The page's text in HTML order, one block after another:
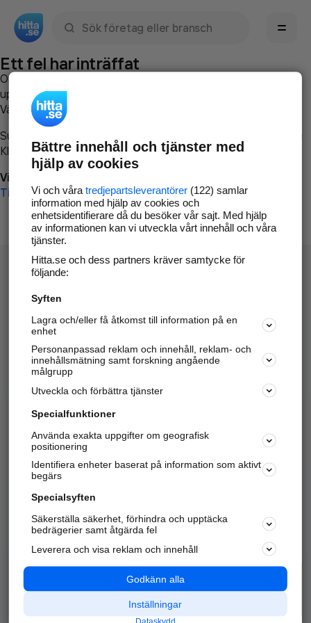
Ett fel har inträffat
Om du vill kan du
uppstod så att vi lättare och snabbare kan avhjälpa det.
Vänligen försök med följande:
Surfa till
Klicka påTillbaka-knappen i webbläsaren och försök igen
Vi beklagar besväret!
Till startsidan
Hitta.se - Gratis nummerupplysning.
Sök företag, personer och platser.
Hitta telefonnummer, adresser, företagsinfo mm.
Marknadsför företaget
Kom igång och annonsera mot
samarbetspartners nära dig.
Alla kategorier
Populära sökningar
API & Kartor
Annonsera
Integritet
Nödnummer
Bättre innehåll och tjänster med
hjälp av cookies
Vi och våra tredjepartsleverantörer(122) samlar
information med hjälp av cookies och
enhetsidentifierare då du besöker vår sajt. Med hjälp
av informationen kan vi utveckla vårt innehåll och våra
tjänster.
Hitta.se och dess partners kräver samtycke för
följande:
Syften
Lagra och/eller få åtkomst till information på en
enhet
Personanpassad reklam och innehåll, reklam- och
innehållsmätning samt forskning angående
målgrupp
Utveckla och förbättra tjänster
Specialfunktioner
Använda exakta uppgifter om geografisk
positionering
Identifiera enheter baserat på information som aktivt
begärs
Specialsyften
Säkerställa säkerhet, förhindra och upptäcka
bedrägerier samt åtgärda fel
Leverera och visa reklam och innehåll
Godkänn alla
Inställningar
Dataskydd